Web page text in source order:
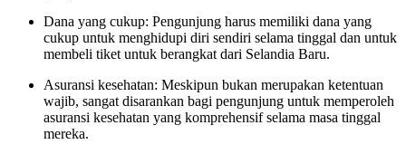
Dana yang cukup: Pengunjung harus memiliki dana yang
cukup untuk menghidupi diri sendiri selama tinggal dan untuk
membeli tiket untuk berangkat dari Selandia Baru.
Asuransi kesehatan: Meskipun bukan merupakan ketentuan
wajib, sangat disarankan bagi pengunjung untuk memperoleh
asuransi kesehatan yang komprehensif selama masa tinggal
mereka.